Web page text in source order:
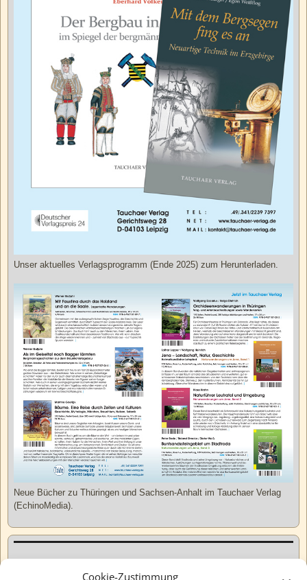
Cookie-Zustimmung
Unser aktuelles Verlagsprogramm (Ende 2025) zum Herunterladen.
Neue Bücher zu Thüringen und Sachsen-Anhalt im Tauchaer Verlag
(EchinoMedia).